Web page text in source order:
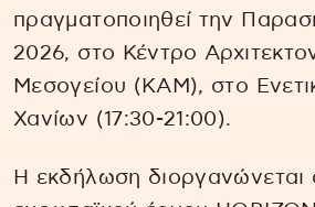
πραγματοποιηθεί την
2026, στο Κέντρο
Μεσογείου (ΚΑΜ), στο
Χανίων (17:30-21:00).
Η εκδήλωση διοργανώνεται